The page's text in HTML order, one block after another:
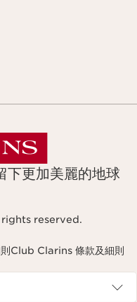
下更加美麗的地球
reserved.
Club Clarins 條款及細則